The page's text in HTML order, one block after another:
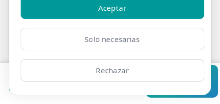
Clínicas
Preguntas
frecuentes sobre
Calambres en la tripa
Pedir cita Consultar
Aceptar
Solo necesarias
Rechazar